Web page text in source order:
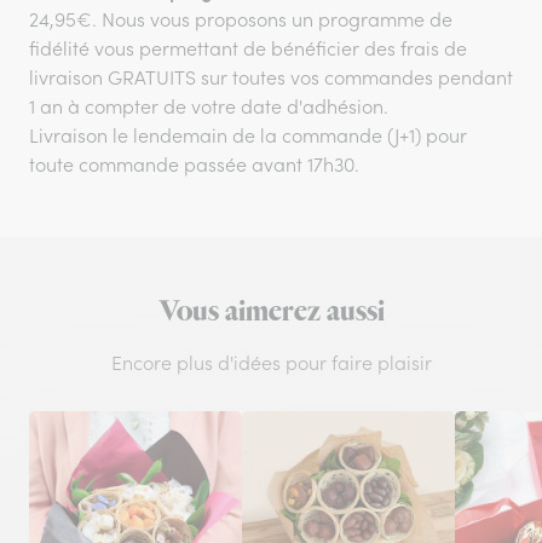
24,95€. Nous vous proposons un programme de
fidélité vous permettant de bénéficier des frais de
livraison GRATUITS sur toutes vos commandes pendant
1 an à compter de votre date d'adhésion.
Livraison le lendemain de la commande (J+1) pour
toute commande passée avant 17h30.
Vous aimerez aussi
Encore plus d'idées pour faire plaisir